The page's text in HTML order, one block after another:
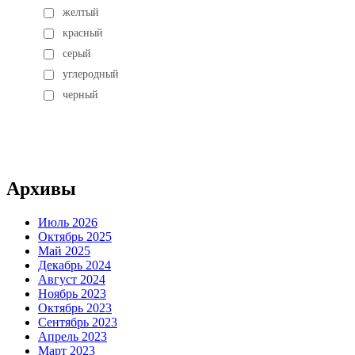
желтый
красный
серый
углеродный
черный
Архивы
Июль 2026
Октябрь 2025
Май 2025
Декабрь 2024
Август 2024
Ноябрь 2023
Октябрь 2023
Сентябрь 2023
Апрель 2023
Март 2023